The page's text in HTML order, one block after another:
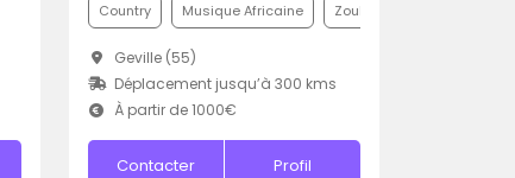
Country Musique Africaine Zouk
Geville (55)
Déplacement jusqu’à 300 kms
À partir de 1000€
Contacter Profil